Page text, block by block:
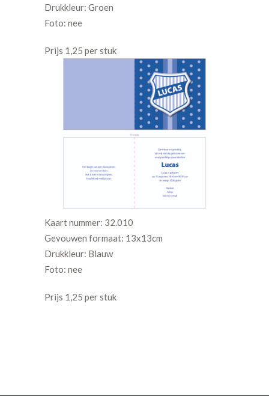
Drukkleur: Groen
Foto: nee
Prijs 1,25 per stuk
Kaart nummer: 32.010
Gevouwen formaat: 13x13cm
Drukkleur: Blauw
Foto: nee
Prijs 1,25 per stuk